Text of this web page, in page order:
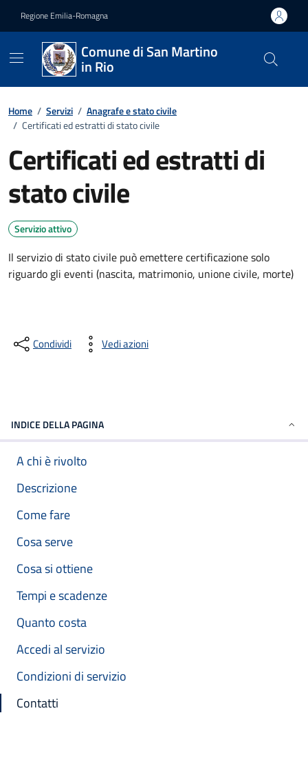
Regione Emilia-Romagna
Comune di San Martino
in Rio
Home / Servizi / Anagrafe e stato civile
/ Certificati ed estratti di stato civile
Certificati ed estratti di
stato civile
Servizio attivo
Il servizio di stato civile può emettere certificazione solo
riguardo gli eventi (nascita, matrimonio, unione civile, morte)
Condividi Vedi azioni
INDICE DELLA PAGINA
A chi è rivolto
Descrizione
Come fare
Cosa serve
Cosa si ottiene
Tempi e scadenze
Quanto costa
Accedi al servizio
Condizioni di servizio
Contatti